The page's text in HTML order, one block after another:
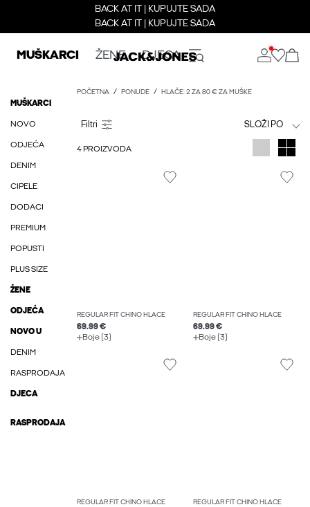
BACK AT IT | KUPUJTE SADA
BACK AT IT | KUPUJTE SADA
MUŠKARCI ŽENE DJECA
MUŠKARCI
NOVO
ODJEĆA
DENIM
CIPELE
DODACI
PREMIUM
POPUSTI
PLUS SIZE
ŽENE
ODJEĆA
NOVO U
DENIM
RASPRODAJA
DJECA
RASPRODAJA
POČETNA PONUDE HLAČE: 2 ZA 80 € ZA MUŠKE
SLOŽI PO
4 PROIZVODA
REGULAR FIT CHINO HLAČE
69.99 €
Boje (3)
REGULAR FIT CHINO HLAČE
69.99 €
Boje (3)
REGULAR FIT CHINO HLAČE REGULAR FIT CHINO HLAČE